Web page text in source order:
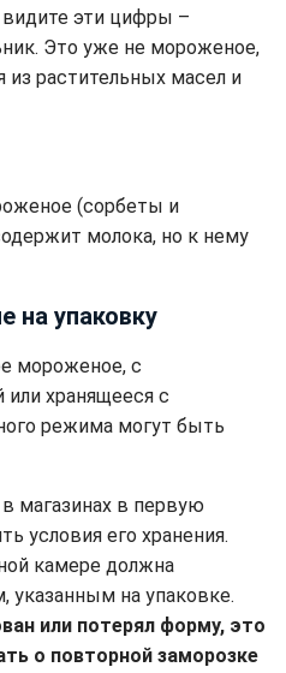
эти цифры –
Это уже не мороженое,
из растительных масел и
(сорбеты и
молока, но к нему
на упаковку
мороженое, с
хранящееся с
режима могут быть
магазинах в первую
условия его хранения.
камере должна
указанным на упаковке.
или потерял форму, это
о повторной заморозке